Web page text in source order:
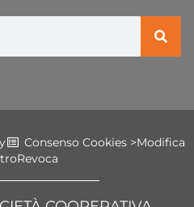
Consenso Cookies >Modifica
Revoca